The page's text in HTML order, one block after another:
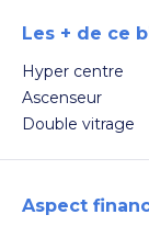
Les + de ce
Hyper centre
Ascenseur
Double vitrage
Aspect